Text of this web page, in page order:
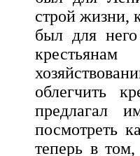
строй жизни,
был для
облегчить
предлагал
посмотреть
теперь в